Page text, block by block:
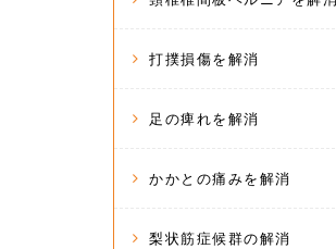
打撲損傷を解消
足の痺れを解消
かかとの痛みを解消
梨状筋症候群の解消